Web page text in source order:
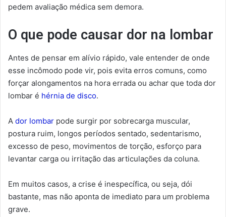
pedem avaliação médica sem demora.
O que pode causar dor na lombar
Antes de pensar em alívio rápido, vale entender de onde
esse incômodo pode vir, pois evita erros comuns, como
forçar alongamentos na hora errada ou achar que toda dor
lombar é hérnia de disco.
A dor lombar pode surgir por sobrecarga muscular,
postura ruim, longos períodos sentado, sedentarismo,
excesso de peso, movimentos de torção, esforço para
levantar carga ou irritação das articulações da coluna.
Em muitos casos, a crise é inespecífica, ou seja, dói
bastante, mas não aponta de imediato para um problema
grave.